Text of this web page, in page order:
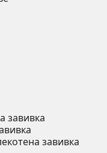
завивка
завивка